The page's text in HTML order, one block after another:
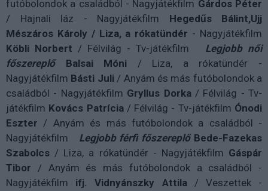
futóbolondok a családból - Nagyjátékfilm Gárdos Péter
/ Hajnali láz - Nagyjátékfilm Hegedűs Bálint,Ujj
Mészáros Károly / Liza, a rókatündér - Nagyjátékfilm
Köbli Norbert / Félvilág - Tv-játékfilm Legjobb női
főszereplő
Balsai Móni / Liza, a rókatündér -
Nagyjátékfilm Básti Juli/ Anyám és más futóbolondok a
családból - Nagyjátékfilm Gryllus Dorka/ Félvilág - Tv-
játékfilm Kovács Patrícia/ Félvilág - Tv-játékfilm Ónodi
Eszter / Anyám és más futóbolondok a családból -
Nagyjátékfilm Legjobb férfi főszereplő Bede-Fazekas
Szabolcs / Liza, a rókatündér - Nagyjátékfilm Gáspár
Tibor / Anyám és más futóbolondok a családból -
Nagyjátékfilm ifj. Vidnyánszky Attila/ Veszettek -